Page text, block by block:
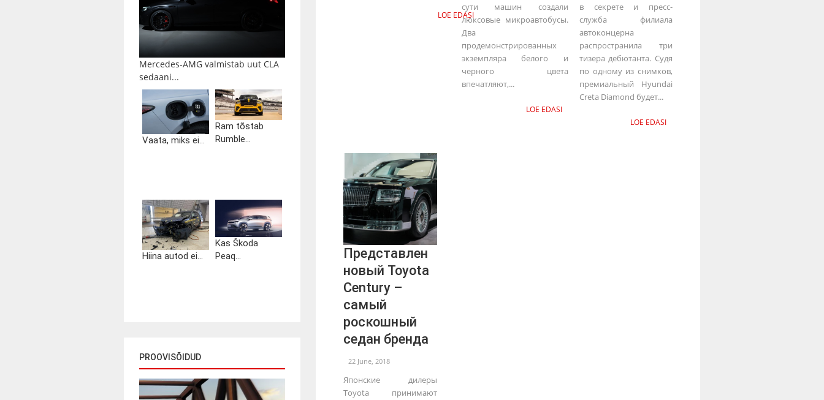
Mercedes-AMG valmistab uut CLA
sedaani...
Vaata, miks ei...
Ram tõstab
Rumble...
Hiina autod ei...
Kas Škoda
Peaq...
PROOVISÕIDUD
LOE EDASI
сути машин создали
люксовые микроавтобусы.
Два
продемонстрированных
экземпляра белого и
черного цвета
впечатляют,...
LOE EDASI
в секрете и пресс-
служба филиала
автоконцерна
распространила три
тизера дебютанта. Судя
по одному из снимков,
премиальный Hyundai
Creta Diamond будет...
LOE EDASI
Представлен
новый Toyota
Century –
самый
роскошный
седан бренда
22 June, 2018
Японские дилеры
Toyota принимают